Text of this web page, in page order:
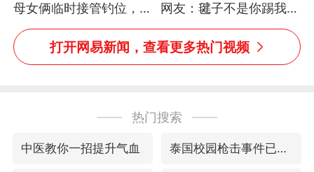
母女俩临时接管钓位，用
玩具鱼竿钓上大鱼
网友：毽子不是你踢我
捡，我踢你捡吗
打开网易新闻，查看更多热门视频
热门搜索
中医教你一招提升气血 泰国校园枪击事件已致8死30余伤